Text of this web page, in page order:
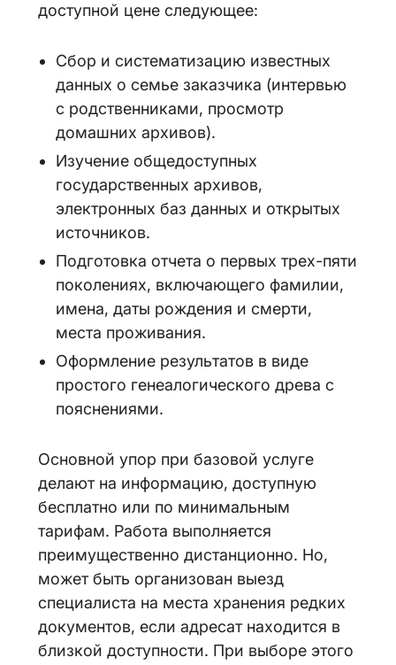
доступной цене следующее:
Сбор и систематизацию известных
данных о семье заказчика (интервью
с родственниками, просмотр
домашних архивов).
Изучение общедоступных
государственных архивов,
электронных баз данных и открытых
источников.
Подготовка отчета о первых трех-пяти
поколениях, включающего фамилии,
имена, даты рождения и смерти,
места проживания.
Оформление результатов в виде
простого генеалогического древа с
пояснениями.
Основной упор при базовой услуге
делают на информацию, доступную
бесплатно или по минимальным
тарифам. Работа выполняется
преимущественно дистанционно. Но,
может быть организован выезд
специалиста на места хранения редких
документов, если адресат находится в
близкой доступности. При выборе этого